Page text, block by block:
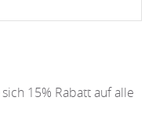
15% Rabatt auf alle